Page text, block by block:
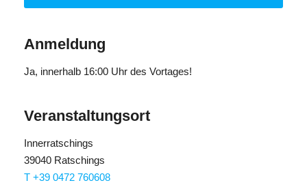
Anmeldung
Ja, innerhalb 16:00 Uhr des Vortages!
Veranstaltungsort
Innerratschings
39040 Ratschings
T +39 0472 760608